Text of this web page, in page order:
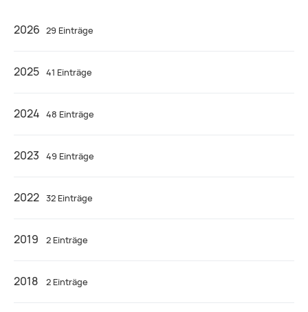
2026 29 Einträge
2025 41 Einträge
2024 48 Einträge
2023 49 Einträge
2022 32 Einträge
2019 2 Einträge
2018 2 Einträge